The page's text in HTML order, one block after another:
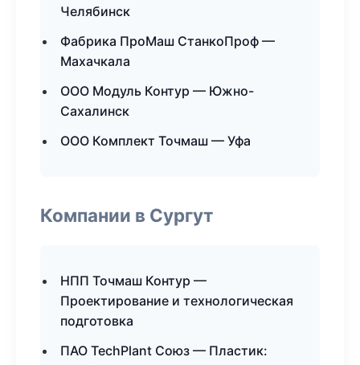
Челябинск
Фабрика ПроМаш СтанкоПроф —
Махачкала
ООО Модуль Контур — Южно-
Сахалинск
ООО Комплект Точмаш — Уфа
Компании в Сургут
НПП Точмаш Контур —
Проектирование и технологическая
подготовка
ПАО TechPlant Союз — Пластик: